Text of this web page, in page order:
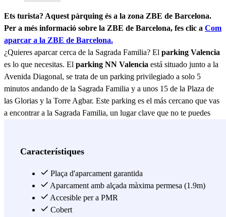
Ets turista? Aquest pàrquing és a la zona ZBE de Barcelona.
Per a més informació sobre la ZBE de Barcelona, ​​fes clic a Com
aparcar a la ZBE de Barcelona.
¿Quieres aparcar cerca de la Sagrada Familia? El parking Valencia
es lo que necesitas. El parking NN Valencia está situado junto a la
Avenida Diagonal, se trata de un parking privilegiado a solo 5
minutos andando de la Sagrada Familia y a unos 15 de la Plaza de
las Glorias y la Torre Agbar. Este parking es el más cercano que vas
a encontrar a la Sagrada Familia, un lugar clave que no te puedes
diferentes salas para sus conciertos y donde disfrutarás de las
Nacional de Catalunya, un 2x1 que no te puedes al aparcar en este
parking. Y no hay 2 sin 3… en los alrededores también se encuentra
la Plaça de Gaudí, situada justo en frente de la Sagrada Familia.
Como ves, numerosas actividades y lugares muy interesantes para
Característiques
Plaça d'aparcament garantida
Aparcament amb alçada màxima permesa (1.9m)
Accesible per a PMR
Cobert